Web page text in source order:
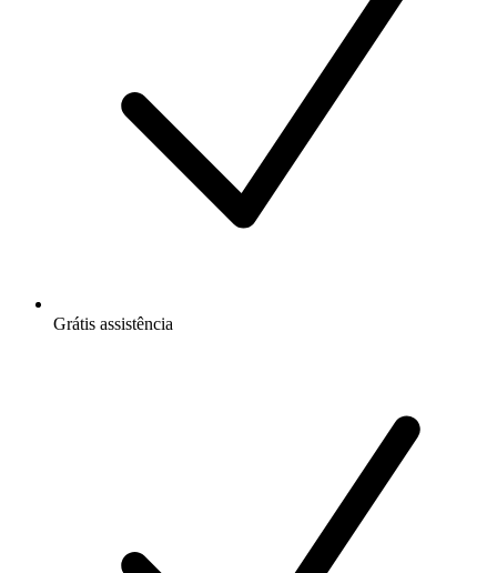
Grátis assistência